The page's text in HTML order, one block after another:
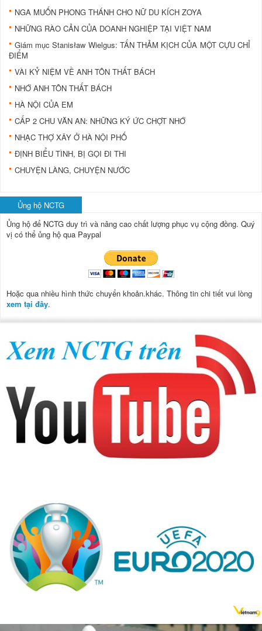
NGA MUỐN PHONG THÁNH CHO NỮ DU KÍCH ZOYA
NHỮNG RÀO CẢN CỦA DOANH NGHIỆP TẠI VIỆT NAM
Giám mục Stanisław Wielgus: TẤN THẢM KỊCH CỦA MỘT CỰU CHỈ
ĐIỂM
VÀI KỶ NIỆM VỀ ANH TÔN THẤT BÁCH
NHỚ ANH TÔN THẤT BÁCH
HÀ NỘI CỦA EM
CẤP 2 CHU VĂN AN: NHỮNG KÝ ỨC CHỢT NHỚ
NHẠC THỢ XÂY Ở HÀ NỘI PHỐ
ÐỊNH BIỂU TÌNH, BỊ GỌI ÐI THI
CHUYỆN LÀNG, CHUYỆN NƯỚC
Ủng hộ NCTG
Ủng hộ để NCTG duy trì và nâng cao chất lượng phục vụ cộng đồng. Quý
vị có thể ủng hộ qua Paypal
Hoặc qua nhiều hình thức chuyển khoản.khác. Thông tin chi tiết vui lòng
xem tại đây.